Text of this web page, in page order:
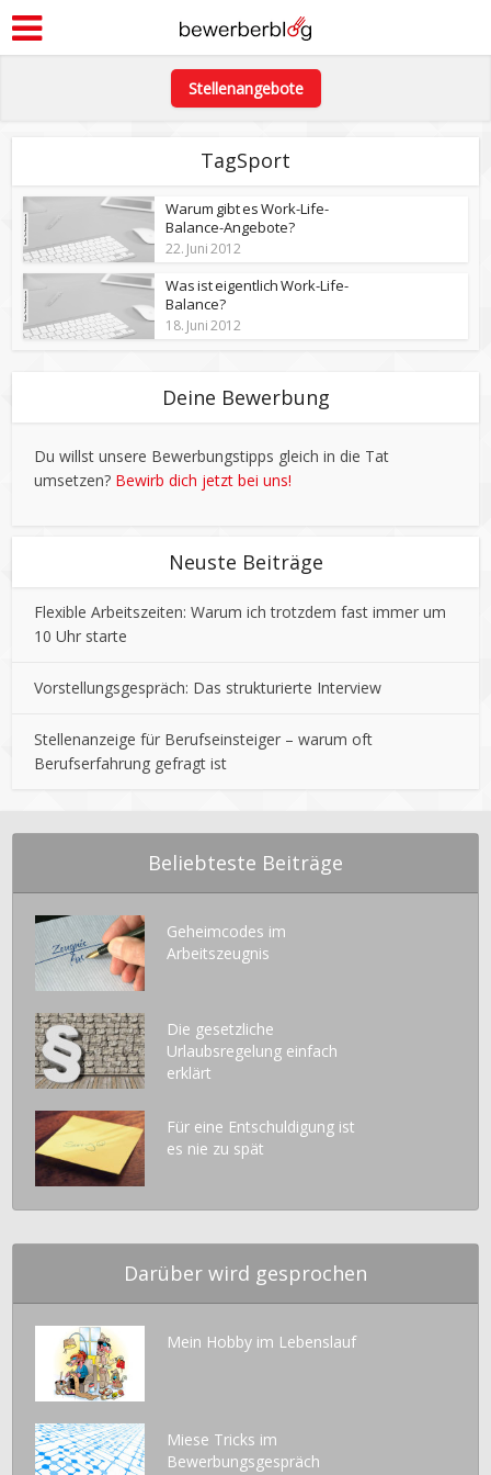
Stellenangebote
TagSport
Warum gibt es Work-Life-
Balance-Angebote?
22. Juni 2012
Was ist eigentlich Work-Life-
Balance?
18. Juni 2012
Deine Bewerbung
Du willst unsere Bewerbungstipps gleich in die Tat
umsetzen? Bewirb dich jetzt bei uns!
Neuste Beiträge
Flexible Arbeitszeiten: Warum ich trotzdem fast immer um
10 Uhr starte
Vorstellungsgespräch: Das strukturierte Interview
Stellenanzeige für Berufseinsteiger – warum oft
Berufserfahrung gefragt ist
Beliebteste Beiträge
Geheimcodes im
Arbeitszeugnis
Die gesetzliche
Urlaubsregelung einfach
erklärt
Für eine Entschuldigung ist
es nie zu spät
Darüber wird gesprochen
Mein Hobby im Lebenslauf
Miese Tricks im
Bewerbungsgespräch